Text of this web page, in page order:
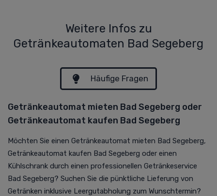
Weitere Infos zu
Getränkeautomaten Bad Segeberg
Häufige Fragen
Getränkeautomat mieten Bad Segeberg oder
Getränkeautomat kaufen Bad Segeberg
Möchten Sie einen Getränkeautomat mieten Bad Segeberg,
Getränkeautomat kaufen Bad Segeberg oder einen
Kühlschrank durch einen professionellen Getränkeservice
Bad Segeberg? Suchen Sie die pünktliche Lieferung von
Getränken inklusive Leergutabholung zum Wunschtermin?